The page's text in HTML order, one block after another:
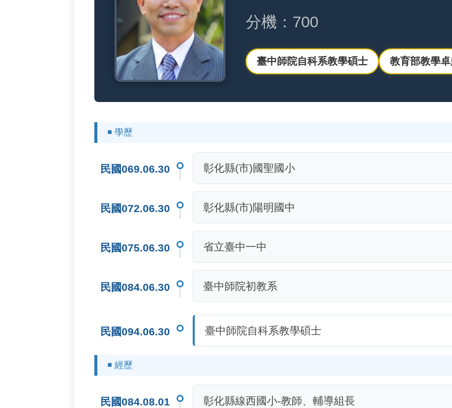
分機：700
臺中師院自科系教學碩士 教育部教學
◾ 學歷
民國069.06.30 彰化縣(市)國聖國小
民國072.06.30 彰化縣(市)陽明國中
民國075.06.30 省立臺中一中
民國084.06.30 臺中師院初教系
民國094.06.30 臺中師院自科系教學碩士
◾ 經歷
民國084.08.01 彰化縣線西國小-教師、輔導組長